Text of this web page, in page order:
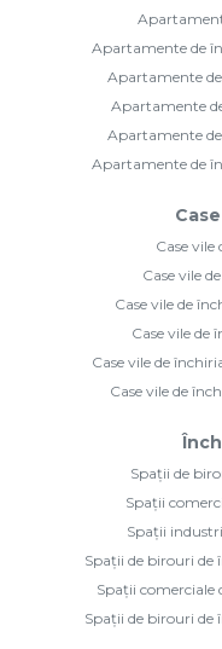
Apartamente de
Apartamente
Apartamente
Apartamente
Apartamente de
Case
Case vile
Case vile de
Case vile de
Case vile de
Case vile de
Spații de
Spații
Spații
Spații de birouri
Spații comerciale
Spații de birouri de